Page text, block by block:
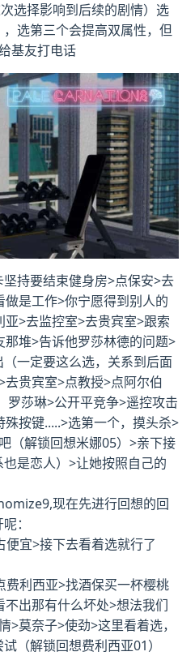
选择影响到后续的剧情）选
选第三个会提高双属性，但
基友打电话
持要结束健身房>点保安>去
是工作>你宁愿得到别人的
>去监控室>去贵宾室>跟索
堆>告诉他罗莎林德的问题>
（一定要这么选，关系到后面
去贵宾室>点教授>点阿尔伯
罗莎琳>公开平竞争>遥控攻击
按键.....>选第一个，摸头杀>
（解锁回想米娜05）>亲下接
是恋人）>让她按照自己的
,现在先进行回想的回
：
便宜>接下去看着选就行了
费利西亚>找酒保买一杯樱桃
出那有什么坏处>想法我们
>莫奈子>使劲>这里看着选，
（解锁回想费利西亚01）